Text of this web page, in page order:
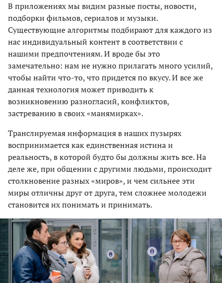
В приложениях мы видим разные посты, новости,
подборки фильмов, сериалов и музыки.
Существующие алгоритмы подбирают для каждого из
нас индивидуальный контент в соответствии с
нашими предпочтениям. И вроде бы это
замечательно: нам не нужно прилагать много усилий,
чтобы найти что-то, что придется по вкусу. И все же
данная технология может приводить к
возникновению разногласий, конфликтов,
застреванию в своих «манямирках».
Транслируемая информация в наших пузырях
воспринимается как единственная истина и
реальность, в которой будто бы должны жить все. На
деле же, при общении с другими людьми, происходит
столкновение разных «миров», и чем сильнее эти
миры отличны друг от друга, тем сложнее молодежи
становится их понимать и принимать.